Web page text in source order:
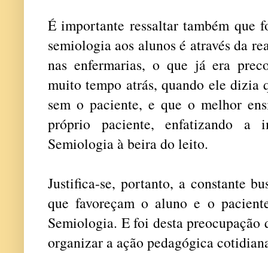
É importante ressaltar também que
semiologia aos alunos é através da
nas enfermarias, o que já era
muito tempo atrás, quando ele dizia
sem o paciente, e que o melhor
próprio paciente, enfatizando a
Semiologia à beira do leito.
Justifica-se, portanto, a constante
que favoreçam o aluno e o
Semiologia. E foi desta
organizar a ação pedagógica